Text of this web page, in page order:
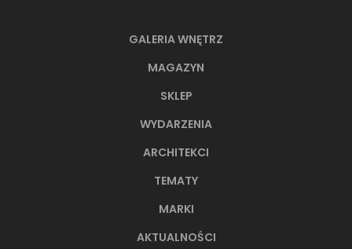
66-metrowy apartament:
Młoda, żyjąca dynamicznie inwestorka przez
GALERIA WNĘTRZ
MAGAZYN
SKLEP
WYDARZENIA
ARCHITEKCI
TEMATY
MARKI
AKTUALNOŚCI